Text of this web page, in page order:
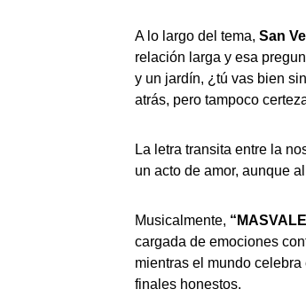
A lo largo del tema, San
relación larga y esa
y un jardín, ¿tú vas bien
atrás, pero tampoco
La letra transita entre la
un acto de amor, aunque
Musicalmente,
cargada de emociones
mientras el mundo
finales honestos.